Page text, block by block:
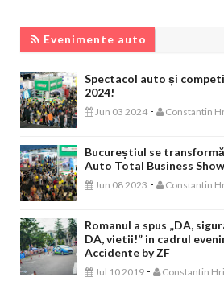
Evenimente auto
Spectacol auto și
2024!
Jun 03 2024 - Constantin
Bucureștiul se
Auto Total Business
Jun 08 2023 - Constantin
Romanul a spus „DA,
DA, vietii!” in cadrul
Accidente by ZF
Jul 10 2019 - Constantin